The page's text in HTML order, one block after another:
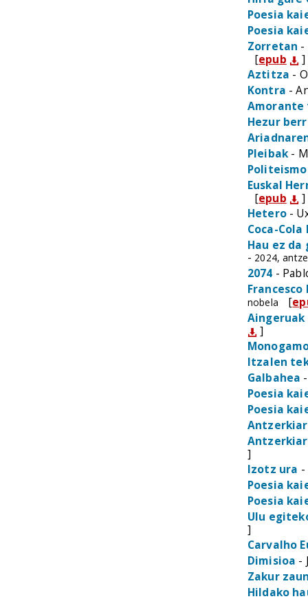
Poesia
Poesia
Zorretan -
[epub
]
Aztitza -
Kontra -
Hezur
Pleibak-
Euskal
[epub
]
Hetero-
Coca-
Hau ez
- 2024,
2074 -
nobela [
]
Itzalen
Galbahea
Poesia
Poesia
]
Izotz ura
Poesia
Poesia
Ulu
]
Carvalho
Dimisioa -
Zakur
Hildako